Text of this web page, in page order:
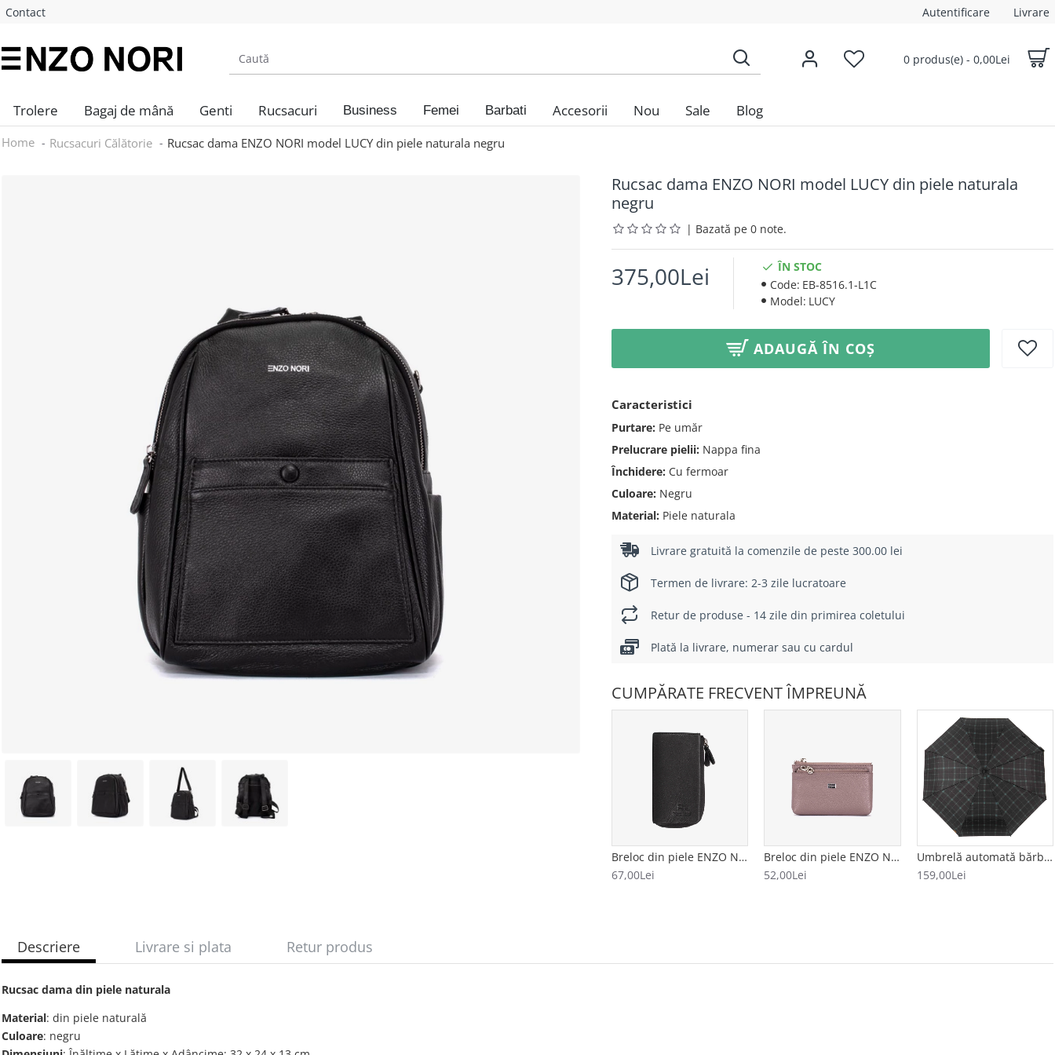
Contact Autentificare Livrare
0 produs(e) - 0,00Lei
Trolere Bagaj de mână Genti Rucsacuri Business Femei Barbati Accesorii Nou Sale Blog
Home Rucsacuri Călătorie Rucsac dama ENZO NORI model LUCY din piele naturala negru
Rucsac dama ENZO NORI model LUCY din piele naturala
negru
| Bazată pe 0 note.
375,00Lei
ÎN STOC
Code: EB-8516.1-L1C
Model: LUCY
ADAUGĂ ÎN COȘ
Caracteristici
Purtare: Pe umăr
Prelucrare pielii: Nappa fina
Închidere: Cu fermoar
Culoare: Negru
Material: Piele naturala
Livrare gratuită la comenzile de peste 300.00 lei
Termen de livrare: 2-3 zile lucratoare
Retur de produse - 14 zile din primirea coletului
Plată la livrare, numerar sau cu cardul
CUMPĂRATE FRECVENT ÎMPREUNĂ
Breloc din piele ENZO NORI model AVA negru
67,00Lei
Breloc din piele ENZO NORI model FILL bej
52,00Lei
Umbrelă automată bărbați model CUADRADO negru-verde
159,00Lei
Descriere Livrare si plata Retur produs
Rucsac dama din piele naturala
Material: din piele naturală
Culoare: negru